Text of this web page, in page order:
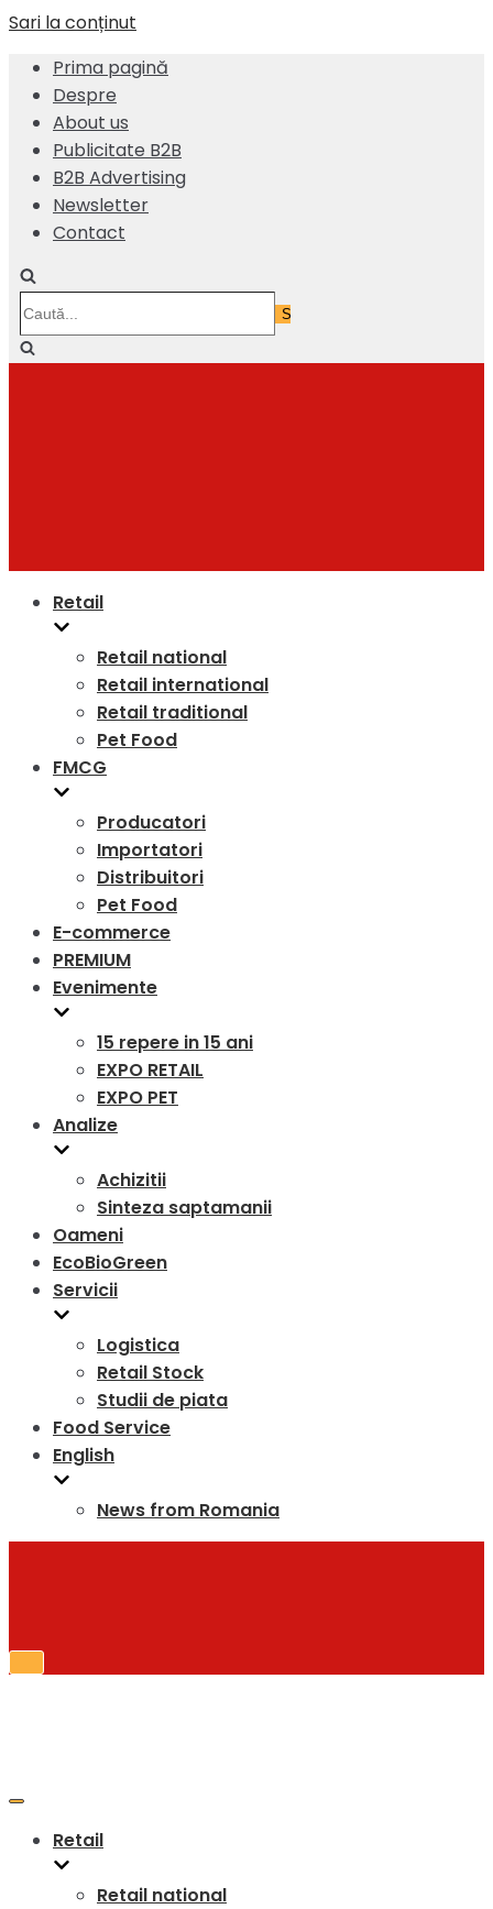
Sari la conținut
Prima pagină
Despre
About us
Publicitate B2B
B2B Advertising
Newsletter
Contact
Caută...
Retail
Retail national
Retail international
Retail traditional
Pet Food
FMCG
Producatori
Importatori
Distribuitori
Pet Food
E-commerce
PREMIUM
Evenimente
15 repere in 15 ani
EXPO RETAIL
EXPO PET
Analize
Achizitii
Sinteza saptamanii
Oameni
EcoBioGreen
Servicii
Logistica
Retail Stock
Studii de piata
Food Service
English
News from Romania
Toggle
Toggle
Retail
Retail national